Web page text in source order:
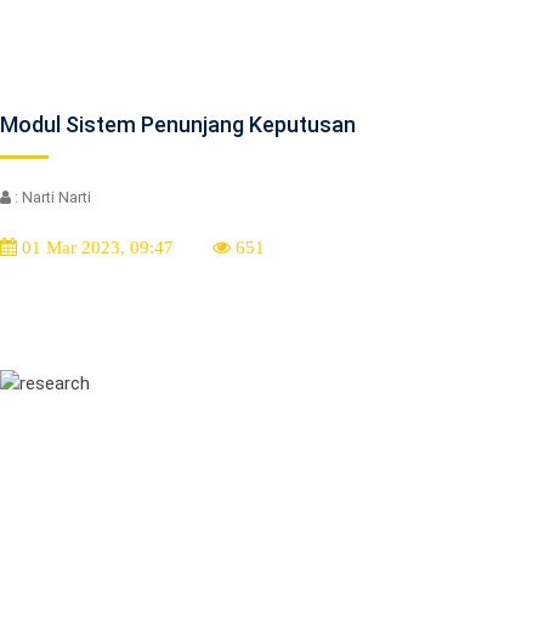
Modul Sistem Penunjang Keputusan
: Narti Narti
01 Mar 2023, 09:47 651